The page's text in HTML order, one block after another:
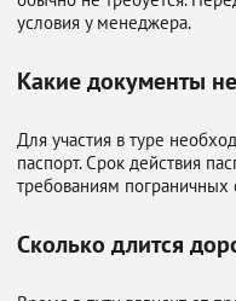
условия у менеджера.
Какие документы
Для участия в туре
паспорт. Срок действия
требованиям пограничных
Сколько длится